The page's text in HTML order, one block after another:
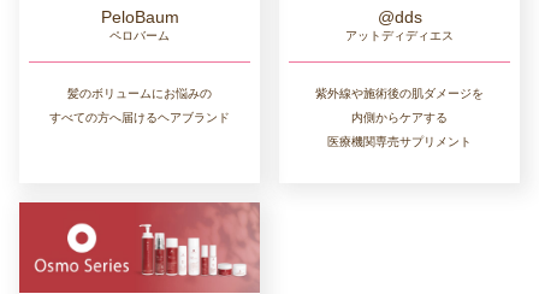
PeloBaum
ペロバーム
髪のボリュームにお悩みの
すべての方へ届けるヘアブランド
@dds
アットディディエス
紫外線や施術後の肌ダメージを
内側からケアする
医療機関専売サプリメント